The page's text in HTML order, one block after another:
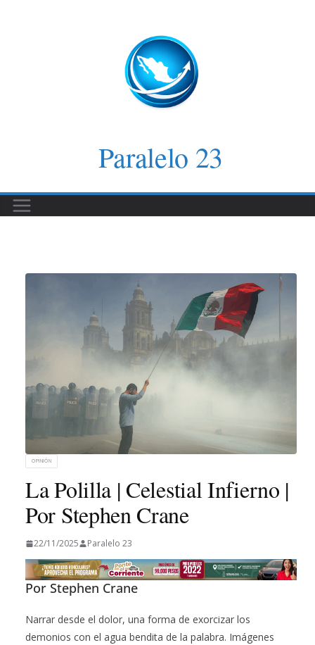
Paralelo 23
OPINIÓN
La Polilla | Celestial Infierno |
Por Stephen Crane
22/11/2025 Paralelo 23
Por Stephen Crane
Narrar desde el dolor, una forma de exorcizar los
demonios con el agua bendita de la palabra. Imágenes